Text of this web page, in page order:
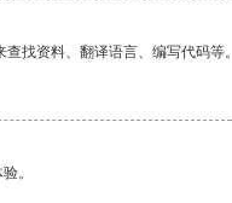
找资料、翻译语言、编写代码等。
。